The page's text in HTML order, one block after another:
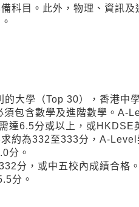
科目。此外，物理、資訊
的大學（Top 30），香港中
包含數學及進階數學。A-
達6.5分或以上，或HKDSE
求約為332至333分，A-
分。
分，或中五校內成績合格
分。